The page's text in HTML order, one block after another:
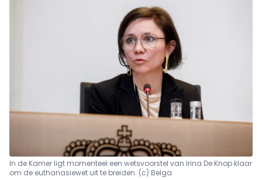
In de Kamer ligt momenteel een wetsvoorstel van Irina De Knop klaar
om de euthanasiewet uit te breiden. (c) Belga